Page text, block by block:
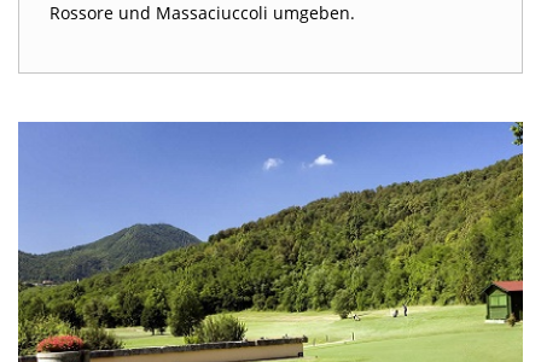
Rossore und Massaciuccoli umgeben.